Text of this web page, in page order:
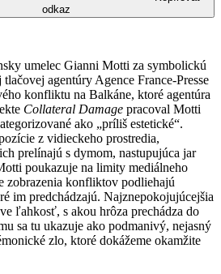
odkaz
umelec Gianni Motti za symbolickú
agentúry Agence France-Presse
konfliktu na Balkáne, ktoré agentúra
Collateral Damage pracoval Motti
ako „príliš estetické“.
z vidieckeho prostredia,
prelínajú s dymom, nastupujúca jar
poukazuje na limity mediálneho
zobrazenia konfliktov podliehajú
im predchádzajú. Najznepokojujúcejšia
ľahkosť, s akou hrôza prechádza do
sa tu ukazuje ako podmanivý, nejasný
zlo, ktoré dokážeme okamžite